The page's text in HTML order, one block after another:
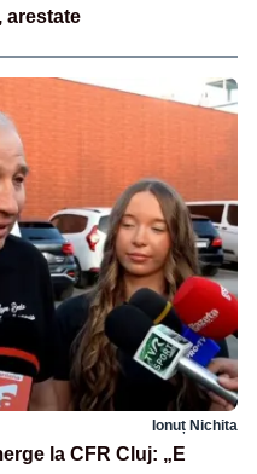
arestate
Ionuț Nichita
la CFR Cluj: „E